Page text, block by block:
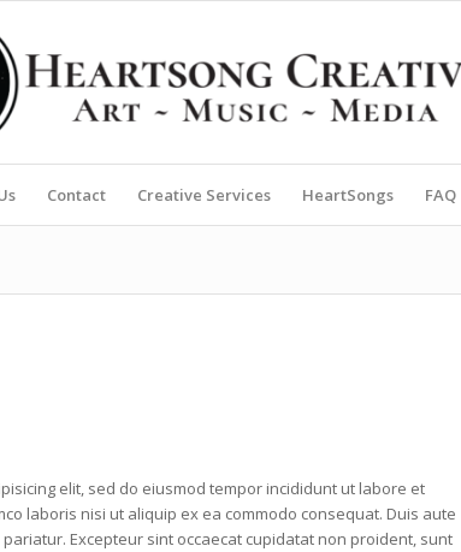
Contact Creative Services HeartSongs FAQ
elit, sed do eiusmod tempor incididunt ut labore et
laboris nisi ut aliquip ex ea commodo consequat. Duis aute
Excepteur sint occaecat cupidatat non proident, sunt